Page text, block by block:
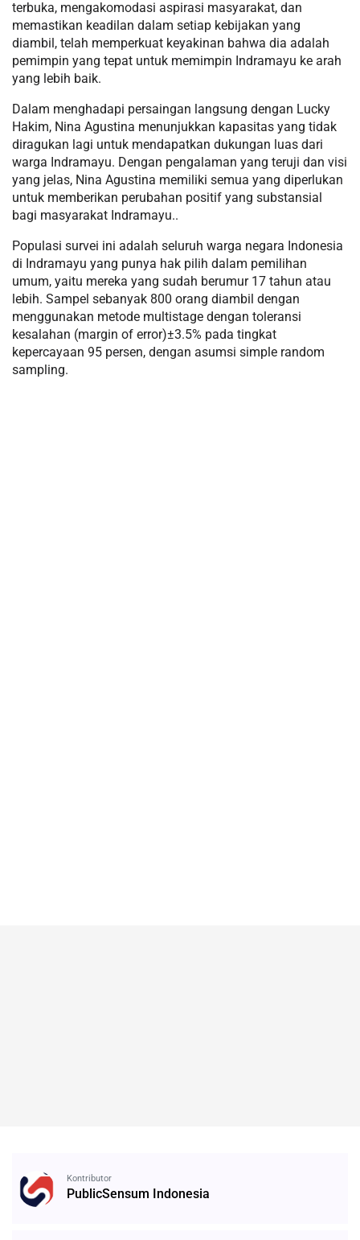
terbuka, mengakomodasi aspirasi masyarakat, dan
memastikan keadilan dalam setiap kebijakan yang
diambil, telah memperkuat keyakinan bahwa dia adalah
pemimpin yang tepat untuk memimpin Indramayu ke arah
yang lebih baik.
Dalam menghadapi persaingan langsung dengan Lucky
Hakim, Nina Agustina menunjukkan kapasitas yang tidak
diragukan lagi untuk mendapatkan dukungan luas dari
warga Indramayu. Dengan pengalaman yang teruji dan visi
yang jelas, Nina Agustina memiliki semua yang diperlukan
untuk memberikan perubahan positif yang substansial
bagi masyarakat Indramayu..
Populasi survei ini adalah seluruh warga negara Indonesia
di Indramayu yang punya hak pilih dalam pemilihan
umum, yaitu mereka yang sudah berumur 17 tahun atau
lebih. Sampel sebanyak 800 orang diambil dengan
menggunakan metode multistage dengan toleransi
kesalahan (margin of error)±3.5% pada tingkat
kepercayaan 95 persen, dengan asumsi simple random
sampling.
Kontributor
PublicSensum Indonesia